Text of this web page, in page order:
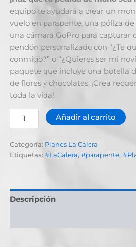
equipo te ayudará a crear un
vuelo en parapente, una póliza
una cámara GoPro para capturar
pendón personalizado con “¿Te
conmigo?” o “¿Quieres ser mi
paquete que incluye una botella
de flores y chocolates. ¡Crea
toda la vida!
Añadir al carrito
Categoría: Planes La Calera
Etiquetas: #LaCalera, #parapente,
Descripción